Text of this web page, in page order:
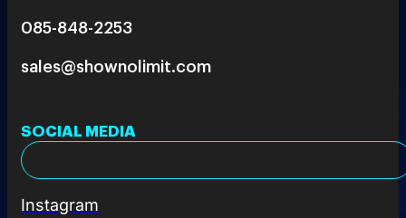
085-848-2253
sales@shownolimit.com
SOCIAL MEDIA
Instagram